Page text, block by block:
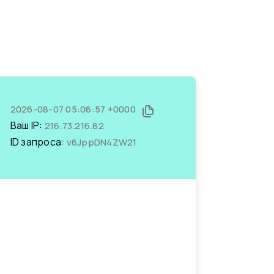
2026-08-07 05:06:57 +0000
Ваш IP: 216.73.216.82
ID запроса: v6JppDN4ZW21